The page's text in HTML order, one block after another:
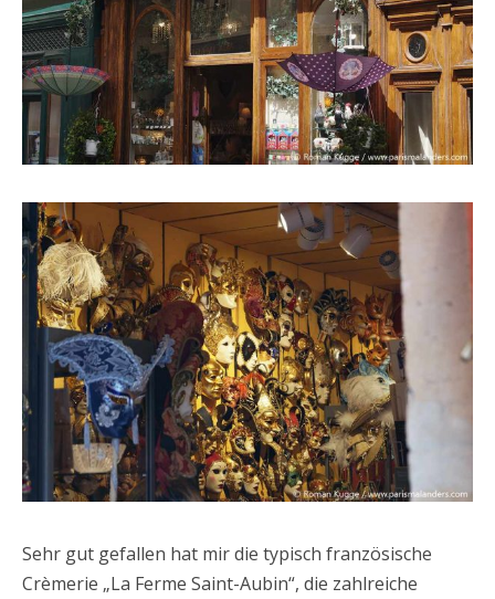
Sehr gut gefallen hat mir die typisch französische
Crèmerie „La Ferme Saint-Aubin“, die zahlreiche